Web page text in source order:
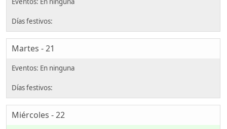
Martes - 21
Miércoles - 22